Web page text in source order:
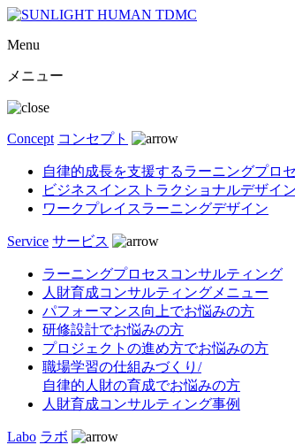
Menu
メニュー
Concept コンセプト
自律的成長を支援するラーニングプロ
ビジネスインストラクショナルデザイン
ワークプレイスラーニングデザイン
Service サービス
ラーニングプロセスコンサルティング
人財育成コンサルティングメニュー
パフォーマンス向上でお悩みの方
研修設計でお悩みの方
プロジェクトの進め方でお悩みの方
職場学習の仕組みづくり/
自律的人財の育成でお悩みの方
人財育成コンサルティング事例
Labo ラボ